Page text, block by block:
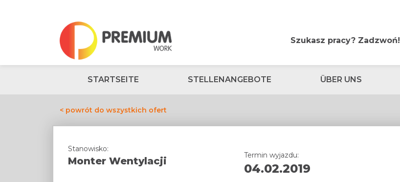
Szukasz pracy? Zadzwoń!
STARTSEITE STELLENANGEBOTE ÜBER UNS
< powrót do wszystkich ofert
Stanowisko:
Monter Wentylacji Termin wyjazdu:
04.02.2019